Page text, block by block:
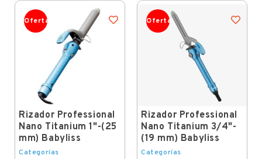
Oferta
Rizador Professional
Nano Titanium 1"-(25
mm) Babyliss
Categorías
Oferta
Rizador Professional
Nano Titanium 3/4"-
(19 mm) Babyliss
Categorías